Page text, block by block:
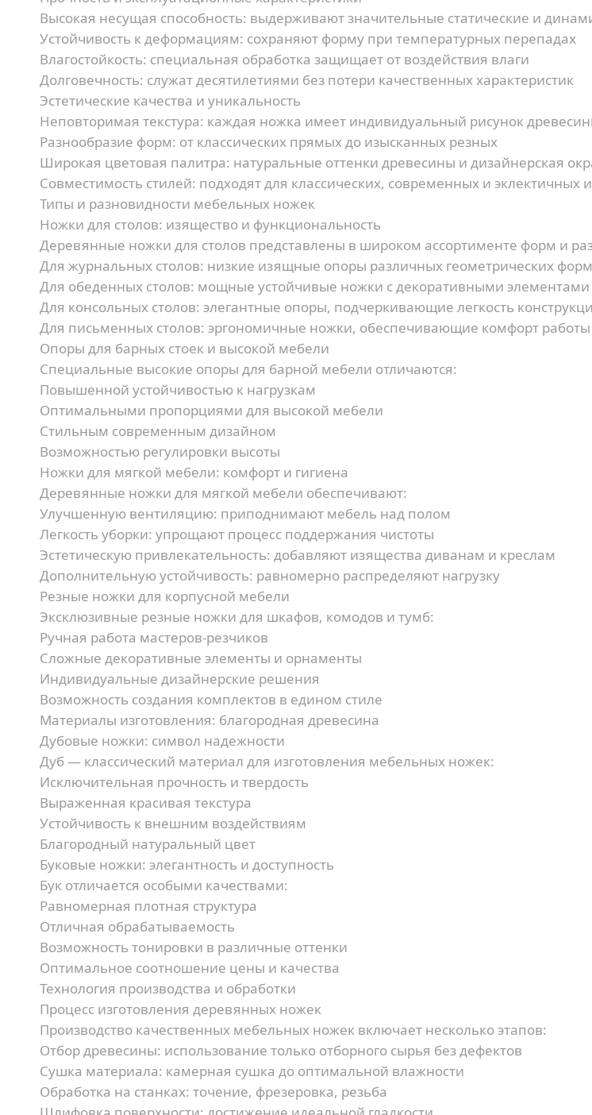
Высокая несущая способность: выдерживают значительные статические и
Устойчивость к деформациям: сохраняют форму при температурных перепадах
Влагостойкость: специальная обработка защищает от воздействия влаги
Долговечность: служат десятилетиями без потери качественных характеристик
Эстетические качества и уникальность
Неповторимая текстура: каждая ножка имеет индивидуальный рисунок
Разнообразие форм: от классических прямых до изысканных резных
Широкая цветовая палитра: натуральные оттенки древесины и дизайнерская
Совместимость стилей: подходят для классических, современных и эклектичных
Типы и разновидности мебельных ножек
Ножки для столов: изящество и функциональность
Деревянные ножки для столов представлены в широком ассортименте форм и
Для журнальных столов: низкие изящные опоры различных геометрических форм
Для обеденных столов: мощные устойчивые ножки с декоративными элементами
Для консольных столов: элегантные опоры, подчеркивающие легкость
Для письменных столов: эргономичные ножки, обеспечивающие комфорт работы
Опоры для барных стоек и высокой мебели
Специальные высокие опоры для барной мебели отличаются:
Повышенной устойчивостью к нагрузкам
Оптимальными пропорциями для высокой мебели
Стильным современным дизайном
Возможностью регулировки высоты
Ножки для мягкой мебели: комфорт и гигиена
Деревянные ножки для мягкой мебели обеспечивают:
Улучшенную вентиляцию: приподнимают мебель над полом
Легкость уборки: упрощают процесс поддержания чистоты
Эстетическую привлекательность: добавляют изящества диванам и креслам
Дополнительную устойчивость: равномерно распределяют нагрузку
Резные ножки для корпусной мебели
Эксклюзивные резные ножки для шкафов, комодов и тумб:
Ручная работа мастеров-резчиков
Сложные декоративные элементы и орнаменты
Индивидуальные дизайнерские решения
Возможность создания комплектов в едином стиле
Материалы изготовления: благородная древесина
Дубовые ножки: символ надежности
Дуб — классический материал для изготовления мебельных ножек:
Исключительная прочность и твердость
Выраженная красивая текстура
Устойчивость к внешним воздействиям
Благородный натуральный цвет
Буковые ножки: элегантность и доступность
Бук отличается особыми качествами:
Равномерная плотная структура
Отличная обрабатываемость
Возможность тонировки в различные оттенки
Оптимальное соотношение цены и качества
Технология производства и обработки
Процесс изготовления деревянных ножек
Производство качественных мебельных ножек включает несколько этапов:
Отбор древесины: использование только отборного сырья без дефектов
Сушка материала: камерная сушка до оптимальной влажности
Обработка на станках: точение, фрезеровка, резьба